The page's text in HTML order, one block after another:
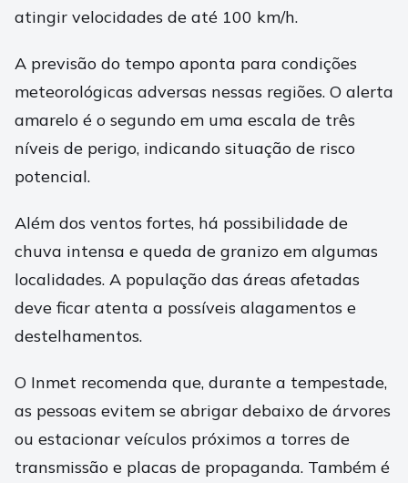
atingir velocidades de até 100 km/h.
A previsão do tempo aponta para condições
meteorológicas adversas nessas regiões. O alerta
amarelo é o segundo em uma escala de três
níveis de perigo, indicando situação de risco
potencial.
Além dos ventos fortes, há possibilidade de
chuva intensa e queda de granizo em algumas
localidades. A população das áreas afetadas
deve ficar atenta a possíveis alagamentos e
destelhamentos.
O Inmet recomenda que, durante a tempestade,
as pessoas evitem se abrigar debaixo de árvores
ou estacionar veículos próximos a torres de
transmissão e placas de propaganda. Também é